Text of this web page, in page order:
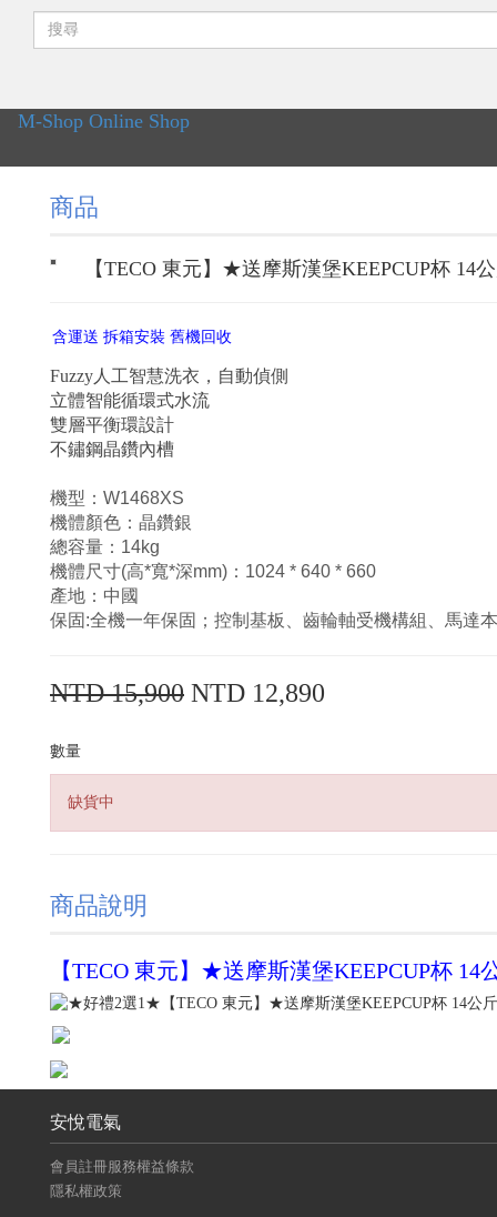
M-Shop Online Shop
商品
【TECO 東元】★送摩斯漢堡KEEPCUP杯 14
含運送 拆箱安裝 舊機回收
Fuzzy人工智慧洗衣，自動偵側
立體智能循環式水流
雙層平衡環設計
不鏽鋼晶鑽內槽
機型：W1468XS
機體顏色：晶鑽銀
總容量：14kg
機體尺寸(高*寬*深mm)：1024 * 640 * 660
產地：中國
保固:全機一年保固；控制基板、齒輪軸受機構組、馬達
NTD 15,900 NTD 12,890
數量
缺貨中
商品說明
【TECO 東元】★送摩斯漢堡KEEPCUP杯
安悅電氣
會員註冊服務權益條款
隱私權政策